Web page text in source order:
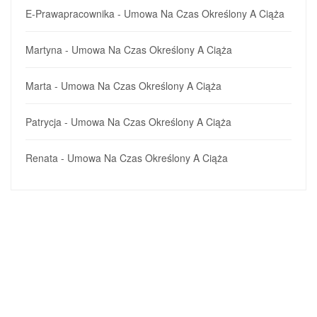
E-Prawapracownika - Umowa Na Czas Określony A Ciąża
Martyna - Umowa Na Czas Określony A Ciąża
Marta - Umowa Na Czas Określony A Ciąża
Patrycja - Umowa Na Czas Określony A Ciąża
Renata - Umowa Na Czas Określony A Ciąża